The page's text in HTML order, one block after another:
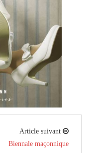
Article suivant
Biennale maçonnique